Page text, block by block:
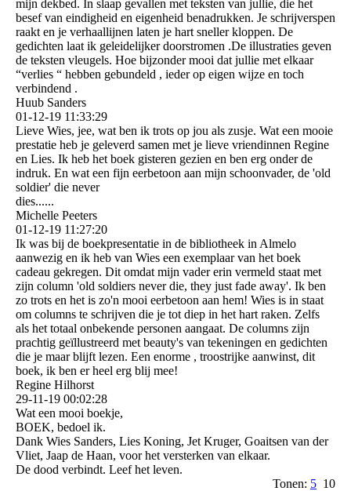
mijn dekbed. In slaap gevallen met teksten van jullie, die het
besef van eindigheid en eigenheid benadrukken. Je schrijverspen
raakt en je verhaallijnen laten je hart sneller kloppen. De
gedichten laat ik geleidelijker doorstromen .De illustraties geven
de teksten vleugels. Hoe bijzonder mooi dat jullie met elkaar
“verlies “ hebben gebundeld , ieder op eigen wijze en toch
verbindend .
Huub Sanders
01-12-19 11:33:29
Lieve Wies, jee, wat ben ik trots op jou als zusje. Wat een mooie
prestatie heb je geleverd samen met je lieve vriendinnen Regine
en Lies. Ik heb het boek gisteren gezien en ben erg onder de
indruk. En wat een fijn eerbetoon aan mijn schoonvader, de 'old
soldier' die never
dies......
Michelle Peeters
01-12-19 11:27:20
Ik was bij de boekpresentatie in de bibliotheek in Almelo
aanwezig en ik heb van Wies een exemplaar van het boek
cadeau gekregen. Dit omdat mijn vader erin vermeld staat met
zijn column 'old soldiers never die, they just fade away'. Ik ben
zo trots en het is zo'n mooi eerbetoon aan hem! Wies is in staat
om columns te schrijven die je tot diep in het hart raken. Zelfs
als het totaal onbekende personen aangaat. De columns zijn
prachtig geïllustreerd met beauty's van tekeningen en gedichten
die je maar blijft lezen. Een enorme , troostrijke aanwinst, dit
boek, ik ben er heel erg blij mee!
Regine Hilhorst
29-11-19 00:02:28
Wat een mooi boekje,
BOEK, bedoel ik.
Dank Wies Sanders, Lies Koning, Jet Kruger, Goaitsen van der
Vliet, Jaap de Haan, voor het versterken van elkaar.
De dood verbindt. Leef het leven.
Tonen: 5 10